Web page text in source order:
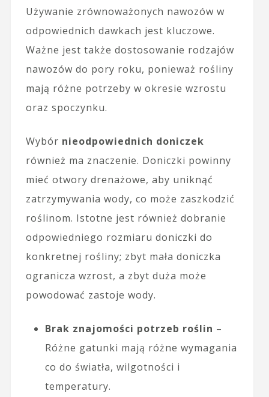
Używanie zrównoważonych nawozów w
odpowiednich dawkach jest kluczowe.
Ważne jest także dostosowanie rodzajów
nawozów do pory roku, ponieważ rośliny
mają różne potrzeby w okresie wzrostu
oraz spoczynku.
Wybór nieodpowiednich doniczek
również ma znaczenie. Doniczki powinny
mieć otwory drenażowe, aby uniknąć
zatrzymywania wody, co może zaszkodzić
roślinom. Istotne jest również dobranie
odpowiedniego rozmiaru doniczki do
konkretnej rośliny; zbyt mała doniczka
ogranicza wzrost, a zbyt duża może
powodować zastoje wody.
Brak znajomości potrzeb roślin –
Różne gatunki mają różne wymagania
co do światła, wilgotności i
temperatury.